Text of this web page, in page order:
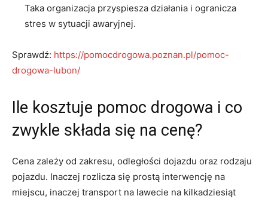
Taka organizacja przyspiesza działania i ogranicza
stres w sytuacji awaryjnej.
Sprawdź: https://pomocdrogowa.poznan.pl/pomoc-
drogowa-lubon/
Ile kosztuje pomoc drogowa i co
zwykle składa się na cenę?
Cena zależy od zakresu, odległości dojazdu oraz rodzaju
pojazdu. Inaczej rozlicza się prostą interwencję na
miejscu, inaczej transport na lawecie na kilkadziesiąt